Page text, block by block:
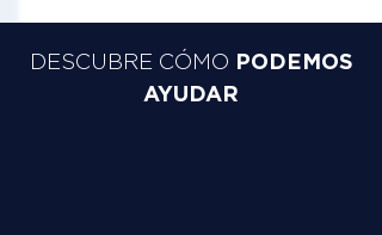
DESCUBRE CÓMO PODEMOS
AYUDAR